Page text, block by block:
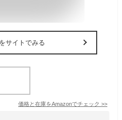
サイトでみる
価格と在庫をAmazonでチェック >>